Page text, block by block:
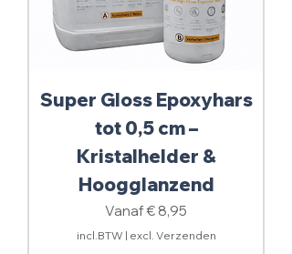
Super Gloss Epoxyhars
tot 0,5 cm –
Kristalhelder &
Hoogglanzend
Vanaf€ 8,95
Verkoopprijs
incl.BTW | excl. Verzenden